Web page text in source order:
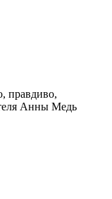
правдиво,
Анны Медь